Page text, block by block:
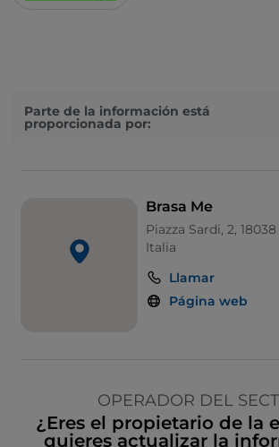
Parte de la información está
proporcionada por:
Brasa Me
Piazza Sardi, 2,
Italia
Llamar
Página web
OPERADOR DEL
¿Eres el propietario de la
quieres actualizar la